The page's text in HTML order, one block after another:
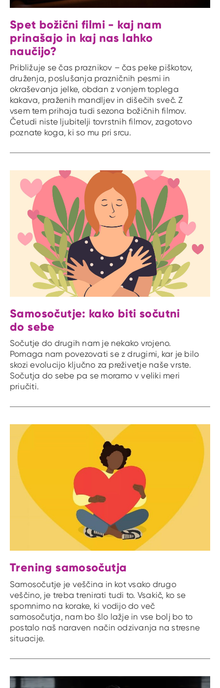
Spet božični filmi - kaj nam
prinašajo in kaj nas lahko
naučijo?
Približuje se čas praznikov – čas peke piškotov,
druženja, poslušanja prazničnih pesmi in
okraševanja jelke, obdan z vonjem toplega
kakava, praženih mandljev in dišečih sveč. Z
vsem tem prihaja tudi sezona božičnih filmov.
Četudi niste ljubitelji tovrstnih filmov, zagotovo
poznate koga, ki so mu pri srcu.
Samosočutje: kako biti sočutni
do sebe
Sočutje do drugih nam je nekako vrojeno.
Pomaga nam povezovati se z drugimi, kar je bilo
skozi evolucijo ključno za preživetje naše vrste.
Sočutja do sebe pa se moramo v veliki meri
priučiti.
Trening samosočutja
Samosočutje je veščina in kot vsako drugo
veščino, je treba trenirati tudi to. Vsakič, ko se
spomnimo na korake, ki vodijo do več
samosočutja, nam bo šlo lažje in vse bolj bo to
postalo naš naraven način odzivanja na stresne
situacije.